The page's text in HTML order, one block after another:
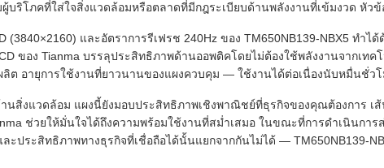
บริโภคที่ใส่ใจสิ่งแวดล้อมหรือตลาดที่มีกฎระเบียบด้านพลังงานที่เข้มงวด หัว
(3840×2160) และอัตราการรีเฟรช 240Hz ของ TM650NB139-NBX5 ท
ของ Tianma บรรลุประสิทธิภาพด้านออพติคโดยไม่ต้องใช้พลังงานจากเ
ลิต อายุการใช้งานที่ยาวนานของแผงควบคุม — ใช้งานได้ต่อเนื่องนับหมื่นชั่
านสิ่งแวดล้อม แผงนี้ยังมอบประสิทธิภาพเชิงพาณิชย์ที่ธุรกิจของคุณต้องการ
ช่วยให้มั่นใจได้ถึงความพร้อมใช้งานที่สม่ำเสมอ ในขณะที่การดำเนินกา
ะประสิทธิภาพทางธุรกิจที่เชื่อถือได้นั้นแยกจากกันไม่ได้ — TM650NB139-